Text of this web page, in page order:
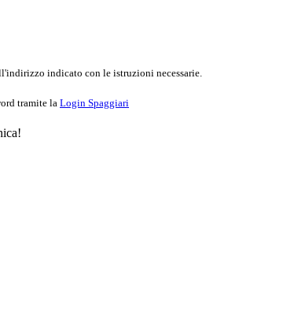
indicato con le istruzioni necessarie.
tramite la Login Spaggiari